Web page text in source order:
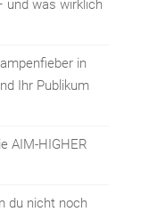
und was wirklich
in
Ihr Publikum
AIM-HIGHER
du nicht noch